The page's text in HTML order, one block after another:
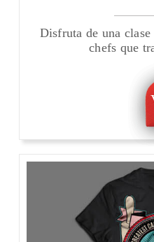
Disfruta de una
chefs que